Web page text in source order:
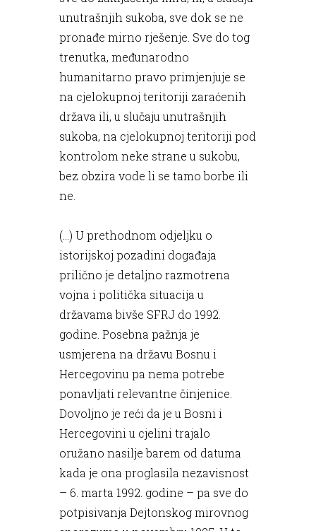
unutrašnjih sukoba, sve dok se ne
pronađe mirno rješenje. Sve do tog
trenutka, međunarodno
humanitarno pravo primjenjuje se
na cjelokupnoj teritoriji zaraćenih
država ili, u slučaju unutrašnjih
sukoba, na cjelokupnoj teritoriji pod
kontrolom neke strane u sukobu,
bez obzira vode li se tamo borbe ili
ne.
(...) U prethodnom odjeljku o
istorijskoj pozadini događaja
prilično je detaljno razmotrena
vojna i politička situacija u
državama bivše SFRJ do 1992.
godine. Posebna pažnja je
usmjerena na državu Bosnu i
Hercegovinu pa nema potrebe
ponavljati relevantne činjenice.
Dovoljno je reći da je u Bosni i
Hercegovini u cjelini trajalo
oružano nasilje barem od datuma
kada je ona proglasila nezavisnost
– 6. marta 1992. godine – pa sve do
potpisivanja Dejtonskog mirovnog